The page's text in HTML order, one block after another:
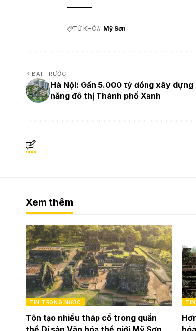
TỪ KHÓA: Mỹ Sơn
BÀI TRƯỚC
Hà Nội: Gần 5.000 tỷ đồng xây dựng
năng đô thị Thành phố Xanh
Xem thêm
TIN TRONG NƯỚC
Tôn tạo nhiều tháp cổ trong quần
TIN